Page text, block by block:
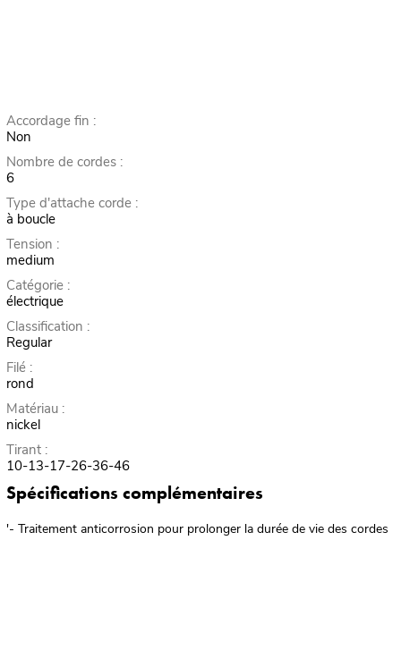
Accordage fin :
Non
Nombre de cordes :
6
Type d'attache corde :
à boucle
Tension :
medium
Catégorie :
électrique
Classification :
Regular
Filé :
rond
Matériau :
nickel
Tirant :
10-13-17-26-36-46
Spécifications complémentaires
'- Traitement anticorrosion pour prolonger la durée de vie des cordes